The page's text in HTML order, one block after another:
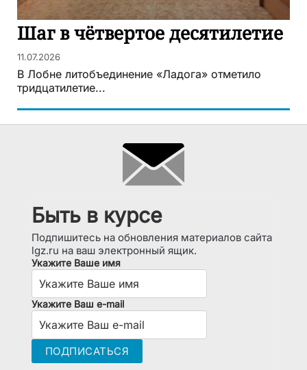
Шаг в чётвертое десятилетие
11.07.2026
В Лобне литобъединение «Ладога» отметило
тридцатилетие...
Быть в курсе
Подпишитесь на обновления материалов сайта
lgz.ru на ваш электронный ящик.
Укажите Ваше имя
Укажите Ваш e-mail